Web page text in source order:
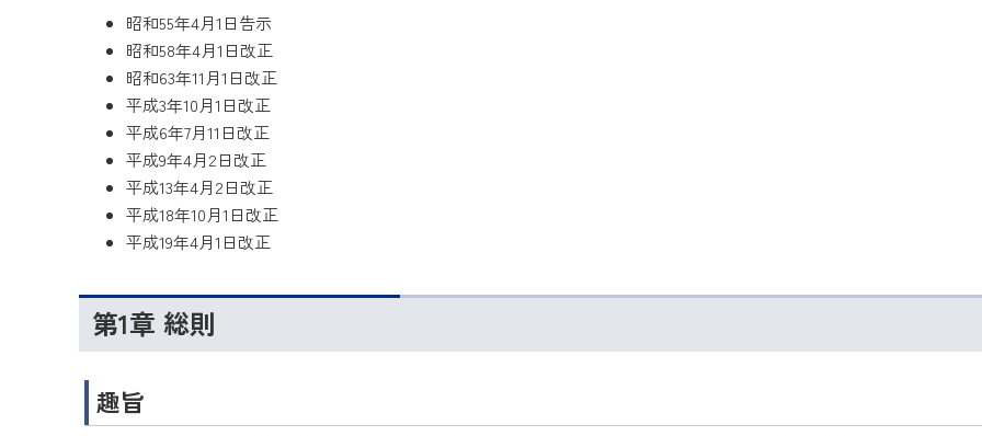
昭和55年4月1日告示
昭和58年4月1日改正
昭和63年11月1日改正
平成3年10月1日改正
平成6年7月11日改正
平成9年4月2日改正
平成13年4月2日改正
平成18年10月1日改正
平成19年4月1日改正
第1章 総則
趣旨